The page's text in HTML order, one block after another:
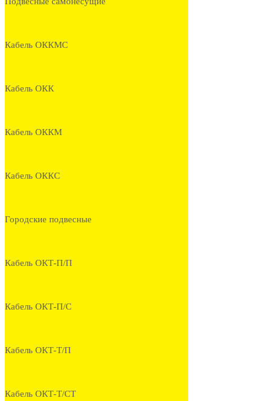
Кабель ОККМС
Кабель ОКК
Кабель ОККМ
Кабель ОККС
Городские подвесные
Кабель ОКТ-П/П
Кабель ОКТ-П/С
Кабель ОКТ-Т/П
Кабель ОКТ-Т/СТ